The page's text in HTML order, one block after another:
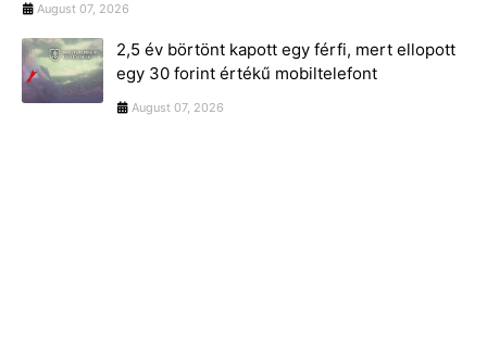
August 07, 2026
2,5 év börtönt kapott egy férfi, mert ellopott
egy 30 forint értékű mobiltelefont
August 07, 2026